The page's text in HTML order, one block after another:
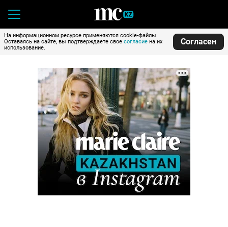
На информационном ресурсе применяются cookie-файлы.
Оставаясь на сайте, вы подтверждаете свое согласие на их
использование.
Согласен